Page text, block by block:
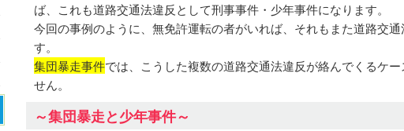
ば、これも道路交通法違反として刑事事件・少年事件になります。
今回の事例のように、無免許運転の者がいれば、それもまた道路交通
す。
集団暴走事件では、こうした複数の道路交通法違反が絡んでくるケ
せん。
～集団暴走と少年事件～